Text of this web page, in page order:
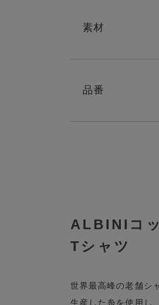
素材
品番
ALBINIコ
Tシャツ
世界最高峰の老舗シ
生産した糸を使用し